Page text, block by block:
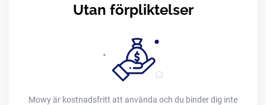
Utan förpliktelser
Mowy är kostnadsfritt att använda och du binder dig inte